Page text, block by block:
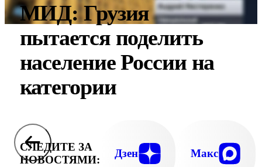
МИД: Грузия
пытается поделить
население России на
категории
СЛЕДИТЕ ЗА
НОВОСТЯМИ:
Дзен Макс